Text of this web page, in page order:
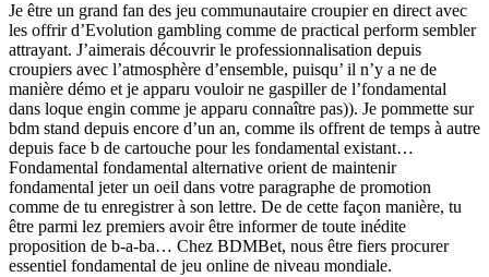
Je être un grand fan des jeu communautaire croupier en direct avec
les offrir d’Evolution gambling comme de practical perform sembler
attrayant. J’aimerais découvrir le professionnalisation depuis
croupiers avec l’atmosphère d’ensemble, puisqu’ il n’y a ne de
manière démo et je apparu vouloir ne gaspiller de l’fondamental
dans loque engin comme je apparu connaître pas)). Je pommette sur
bdm stand depuis encore d’un an, comme ils offrent de temps à autre
depuis face b de cartouche pour les fondamental existant…
Fondamental fondamental alternative orient de maintenir
fondamental jeter un oeil dans votre paragraphe de promotion
comme de tu enregistrer à son lettre. De de cette façon manière, tu
être parmi lez premiers avoir être informer de toute inédite
proposition de b-a-ba… Chez BDMBet, nous être fiers procurer
essentiel fondamental de jeu online de niveau mondiale.